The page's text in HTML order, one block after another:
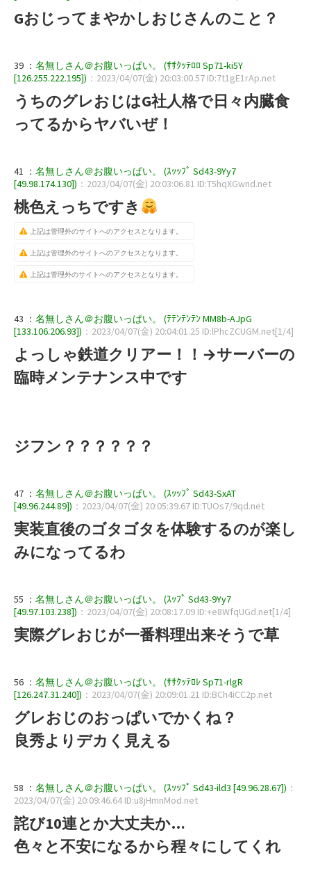
Gおじってまやかしおじさんのこと？
39 ： 名無しさん＠お腹いっぱい。 (ｻｻｸｯﾃﾛﾛ Sp71-ki5Y
[126.255.222.195]) ：2023/04/07(金) 20:03:00.57 ID:7t1gE1rAp.net
うちのグレおじはG社人格で日々内臓食
ってるからヤバいぜ！
41 ： 名無しさん＠お腹いっぱい。 (ｽｯｯﾌﾟ Sd43-9Yy7
[49.98.174.130]) ：2023/04/07(金) 20:03:06.81 ID:T5hqXGwnd.net
桃色えっちですき
上記は管理外のサイトへのアクセスとなります。
上記は管理外のサイトへのアクセスとなります。
上記は管理外のサイトへのアクセスとなります。
43 ： 名無しさん＠お腹いっぱい。 (ﾃﾃﾝﾃﾝﾃﾝ MM8b-AJpG
[133.106.206.93]) ：2023/04/07(金) 20:04:01.25 ID:lPhcZCUGM.net[1/4]
よっしゃ鉄道クリアー！！→サーバーの
臨時メンテナンス中です
ジフン？？？？？？
47 ： 名無しさん＠お腹いっぱい。 (ｽｯｯﾌﾟ Sd43-SxAT
[49.96.244.89]) ：2023/04/07(金) 20:05:39.67 ID:TUOs7/9qd.net
実装直後のゴタゴタを体験するのが楽し
みになってるわ
55 ： 名無しさん＠お腹いっぱい。 (ｽｯﾌﾟ Sd43-9Yy7
[49.97.103.238]) ：2023/04/07(金) 20:08:17.09 ID:+e8WfqUGd.net[1/4]
実際グレおじが一番料理出来そうで草
56 ： 名無しさん＠お腹いっぱい。 (ｻｻｸｯﾃﾛﾚ Sp71-rlgR
[126.247.31.240]) ：2023/04/07(金) 20:09:01.21 ID:BCh4iCC2p.net
グレおじのおっぱいでかくね？
良秀よりデカく見える
58 ： 名無しさん＠お腹いっぱい。 (ｽｯｯﾌﾟ Sd43-ild3 [49.96.28.67]) ：
2023/04/07(金) 20:09:46.64 ID:u8jHmnMod.net
詫び10連とか大丈夫か…
色々と不安になるから程々にしてくれ